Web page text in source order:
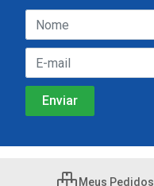
Meus Pedidos